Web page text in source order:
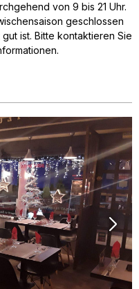
von 9 bis 21 Uhr.
geschlossen
ist. Bitte kontaktieren Sie